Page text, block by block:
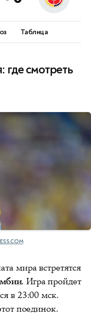
Таблица
смотреть
мира встретятся
. Игра пройдет
в 23:00 мск.
поединок.